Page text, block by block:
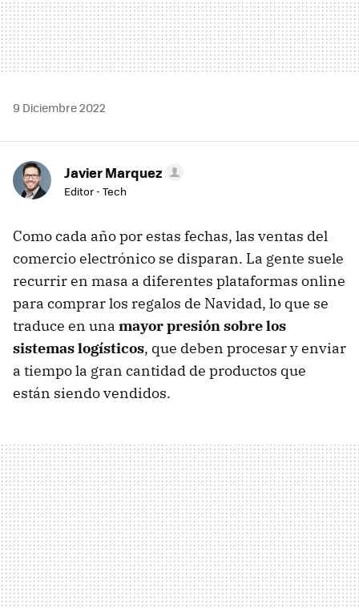
9 Diciembre 2022
Javier Marquez
Editor - Tech
Como cada año por estas fechas, las ventas del
comercio electrónico se disparan. La gente suele
recurrir en masa a diferentes plataformas online
para comprar los regalos de Navidad, lo que se
traduce en una mayor presión sobre los
sistemas logísticos, que deben procesar y enviar
a tiempo la gran cantidad de productos que
están siendo vendidos.